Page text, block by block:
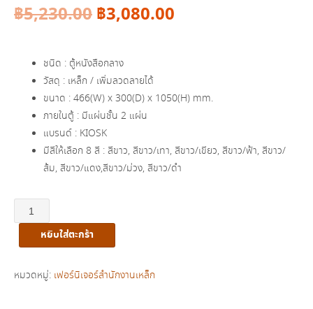
฿5,230.00Original
was:
฿5,230.00.
฿3,080.00
฿3,080.00.
ชนิด : ตู้หนังสือกลาง
วัสดุ : เหล็ก / เพิ่มลวดลายได้
ขนาด : 466(W) x 300(D) x 1050(H) mm.
ภายในตู้ : มีแผ่นชั้น 2 แผ่น
แบรนด์ : KIOSK
มีสีให้เลือก 8 สี : สีขาว, สีขาว/เทา, สีขาว/เขียว, สีขาว/ฟ้า, สีขาว/
ส้ม, สีขาว/แดง,สีขาว/ม่วง, สีขาว/ดำ
จำนวน
ตู้
หนังสือ
บาน
หยิบใส่ตะกร้า
หมวดหมู่: เฟอร์นิเจอร์สำนักงานเหล็ก